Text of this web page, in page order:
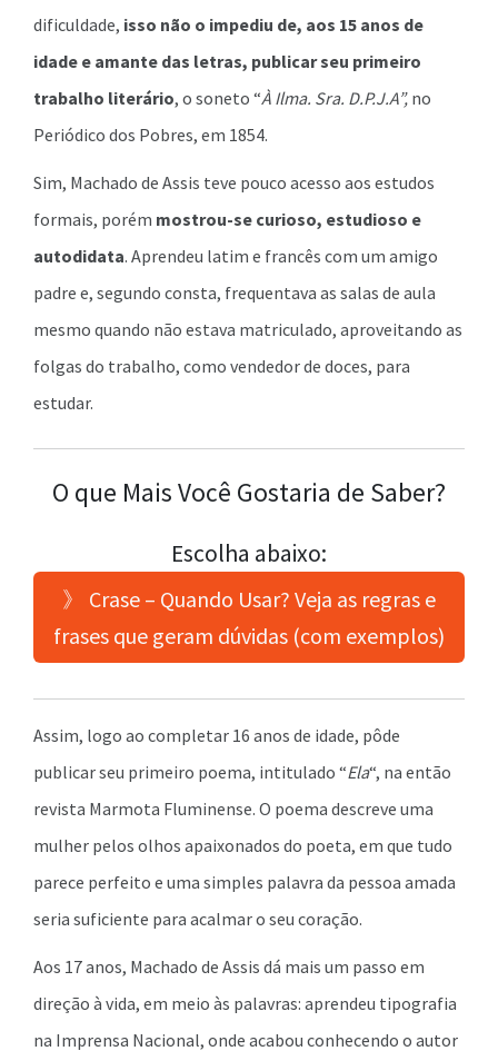
dificuldade, isso não o impediu de, aos 15 anos de
idade e amante das letras, publicar seu primeiro
trabalho literário, o soneto “À Ilma. Sra. D.P.J.A”, no
Periódico dos Pobres, em 1854.
Sim, Machado de Assis teve pouco acesso aos estudos
formais, porém mostrou-se curioso, estudioso e
autodidata. Aprendeu latim e francês com um amigo
padre e, segundo consta, frequentava as salas de aula
mesmo quando não estava matriculado, aproveitando as
folgas do trabalho, como vendedor de doces, para
estudar.
O que Mais Você Gostaria de Saber?
Escolha abaixo:
》 Crase – Quando Usar? Veja as regras e
frases que geram dúvidas (com exemplos)
Assim, logo ao completar 16 anos de idade, pôde
publicar seu primeiro poema, intitulado “Ela“, na então
revista Marmota Fluminense. O poema descreve uma
mulher pelos olhos apaixonados do poeta, em que tudo
parece perfeito e uma simples palavra da pessoa amada
seria suficiente para acalmar o seu coração.
Aos 17 anos, Machado de Assis dá mais um passo em
direção à vida, em meio às palavras: aprendeu tipografia
na Imprensa Nacional, onde acabou conhecendo o autor